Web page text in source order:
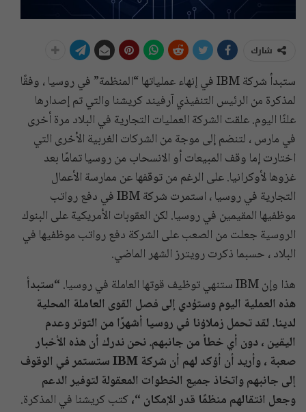
شارك
ستبدأ شركة IBM في إنهاء عملياتها “المنظمة” في روسيا ، وفقًا
لمذكرة من الرئيس التنفيذي آرفيند كريشنا والتي تم إصدارها
علنًا اليوم. علقت الشركة العمليات التجارية في البلاد مرة أخرى
في مارس ، لتنضم إلى موجة من الشركات الغربية الأخرى التي
اختارت إما وقف المبيعات أو الانسحاب من روسيا تمامًا بعد
غزوها لأوكرانيا. على الرغم من توقفها عن ممارسة الأعمال
التجارية في روسيا ، استمرت شركة IBM في دفع رواتب
موظفيها المقيمين في روسيا. لكن العقوبات الأمريكية على البنوك
الروسية جعلت من الصعب على الشركة دفع رواتب موظفيها في
البلاد ، حسبما ذكرت رويترز الشهر الماضي.
هذا وإن IBM ستنهي توظيف قوتها العاملة في روسيا.
“ستبدأ
هذه العملية اليوم وستؤدي إلى فصل القوى العاملة المحلية
لدينا. لقد تحمل زملاؤنا في روسيا أشهرًا من التوتر وعدم
اليقين ، دون أي خطأ من جانبهم. نحن ندرك أن هذه الأخبار
صعبة ، وأريد أن أؤكد لهم أن شركة IBM ستستمر في الوقوف
إلى جانبهم واتخاذ جميع الخطوات المعقولة لتوفير الدعم
وجعل انتقالهم منظمًا قدر الإمكان “،كتب كريشنا في المذكرة.